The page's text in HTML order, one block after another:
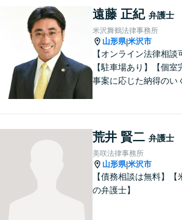
を常に意識し、依頼者
み解決に全力を注ぎま
ずは、お気軽にご相談
い。
遠藤 正紀 弁護士
米沢舞鶴法律事務所
山形県|米沢市
【オンライン法律相談
【駐車場あり】【個室
事案に応じた納得のい
荒井 賢二 弁護士
美咲法律事務所
山形県|米沢市
【債務相談は無料】【
の弁護士】